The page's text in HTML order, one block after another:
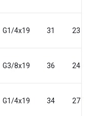
G1/4x19 31 23
G3/8x19 36 24
G1/4x19 34 27